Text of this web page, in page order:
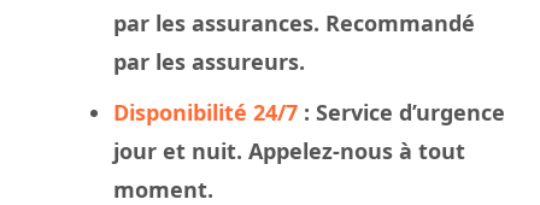
par les assurances. Recommandé
par les assureurs.
Disponibilité 24/7 : Service d’urgence
jour et nuit. Appelez-nous à tout
moment.